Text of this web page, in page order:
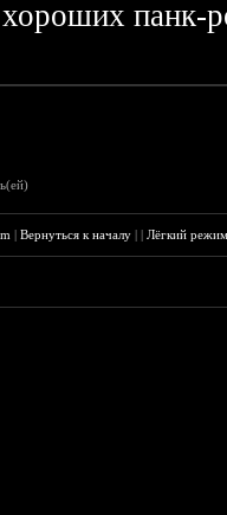
панк-
|Вернуться к началу ||Лёгкий